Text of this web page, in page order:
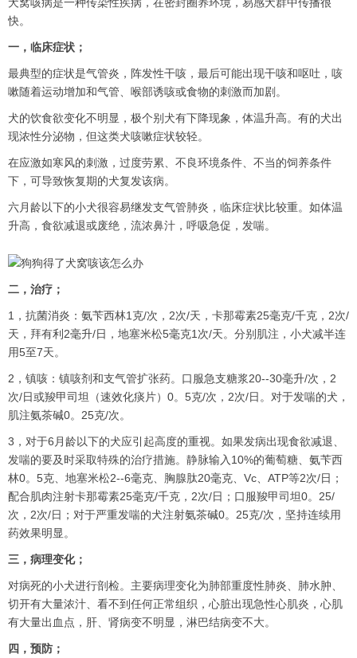
犬窝咳病是一种传染性疾病，在密封圈养环境，易感犬群中传播很
快。
一，临床症状；
最典型的症状是气管炎，阵发性干咳，最后可能出现干咳和呕吐，咳
嗽随着运动增加和气管、喉部诱咳或食物的刺激而加剧。
犬的饮食欲变化不明显，极个别犬有下降现象，体温升高。有的犬出
现浓性分泌物，但这类犬咳嗽症状较轻。
在应激如寒风的刺激，过度劳累、不良环境条件、不当的饲养条件
下，可导致恢复期的犬复发该病。
六月龄以下的小犬很容易继发支气管肺炎，临床症状比较重。如体温
升高，食欲减退或废绝，流浓鼻汁，呼吸急促，发喘。
二，治疗；
1，抗菌消炎：氨苄西林1克/次，2次/天，卡那霉素25毫克/千克，2次/
天，拜有利2毫升/日，地塞米松5毫克1次/天。分别肌注，小犬减半连
用5至7天。
2，镇咳：镇咳剂和支气管扩张药。口服急支糖浆20--30毫升/次，2
次/日或羧甲司坦（速效化痰片）0。5克/次，2次/日。对于发喘的犬，
肌注氨茶碱0。25克/次。
3，对于6月龄以下的犬应引起高度的重视。如果发病出现食欲减退、
发喘的要及时采取特殊的治疗措施。静脉输入10%的葡萄糖、氨苄西
林0。5克、地塞米松2--6毫克、胸腺肽20毫克、Vc、ATP等2次/日；
配合肌肉注射卡那霉素25毫克/千克，2次/日；口服羧甲司坦0。25/
次，2次/日；对于严重发喘的犬注射氨茶碱0。25克/次，坚持连续用
药效果明显。
三，病理变化；
对病死的小犬进行剖检。主要病理变化为肺部重度性肺炎、肺水肿、
切开有大量浓汁、看不到任何正常组织，心脏出现急性心肌炎，心肌
有大量出血点，肝、肾病变不明显，淋巴结病变不大。
四，预防；